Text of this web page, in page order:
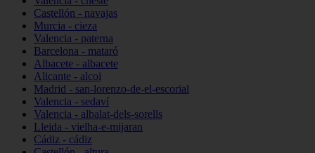
Castellón - navajas
Murcia - cieza
Valencia - paterna
Barcelona - mataró
Albacete - albacete
Alicante - alcoi
Madrid - san-lorenzo-de-el-escorial
Valencia - sedaví
Valencia - albalat-dels-sorells
Lleida - vielha-e-mijaran
Cádiz - cádiz